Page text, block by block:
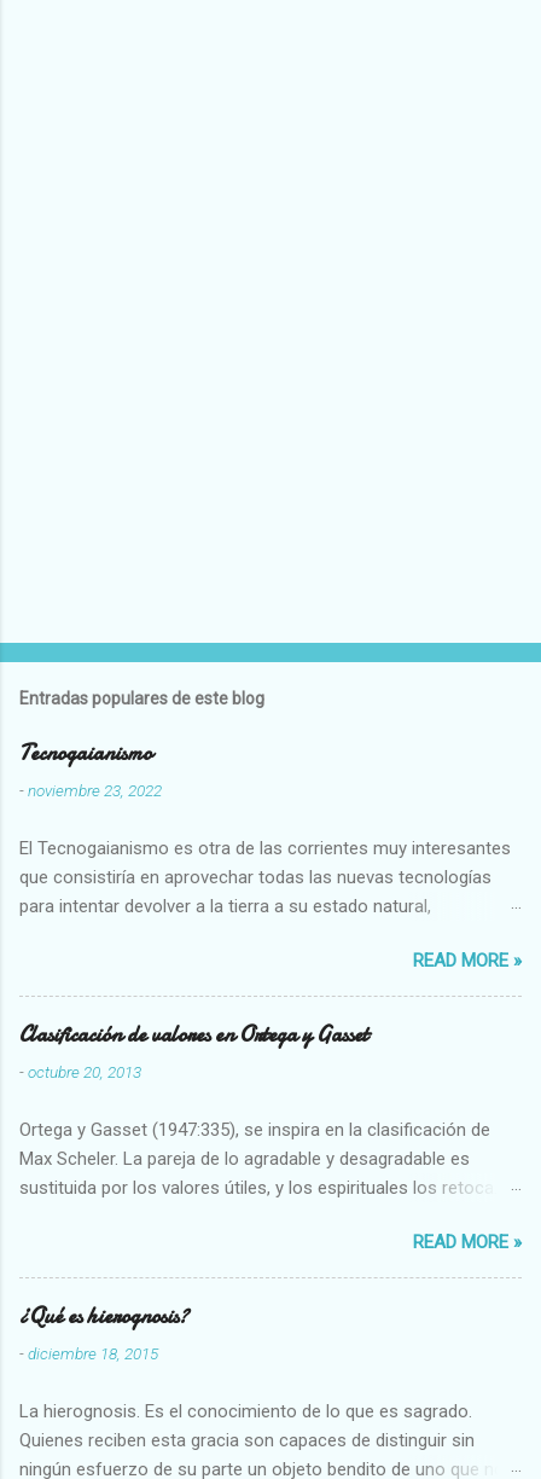
Entradas populares de este blog
Tecnogaianismo
-noviembre 23, 2022
El Tecnogaianismo es otra de las corrientes muy interesantes
que consistiría en aprovechar todas las nuevas tecnologías
para intentar devolver a la tierra a su estado natural,
READ MORE »
Clasificación de valores en Ortega y Gasset
-octubre 20, 2013
Ortega y Gasset (1947:335), se inspira en la clasificación de
Max Scheler. La pareja de lo agradable y desagradable es
sustituida por los valores útiles, y los espirituales los retoca.
Abundante-Escaso,etc 2 VITALES Sano-Enfermo Selecto-
Vulgar Enérgico-Inerte Fuerte-Débil,etc. 3 ESPIRITUALES a)
Intelectuales Conocimiento-Error Exacto-Aproximado
Evidente-Probable,etc b) Morales Bueno-malo Bondadoso-
malvado Justo-Injusto Escrupuloso-Relajado Leal-Desleal,etc.
Armonioso-Inarmonioso 4 RELIGIOSOS Santo-Pr...
READ MORE »
¿Qué es hierognosis?
-diciembre 18, 2015
La hierognosis. Es el conocimiento de lo que es sagrado.
Quienes reciben esta gracia son capaces de distinguir sin
ningún esfuerzo de su parte un objeto bendito de uno que no